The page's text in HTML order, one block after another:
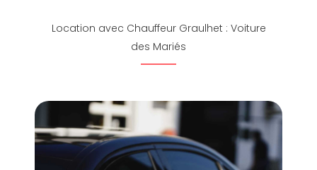
Location avec Chauffeur Graulhet : Voiture
des Mariés